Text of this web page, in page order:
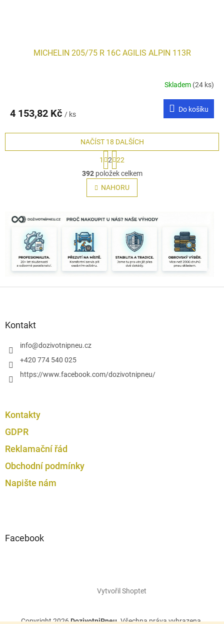
MICHELIN 205/75 R 16C AGILIS ALPIN 113R
Skladem (24 ks)
4 153,82 Kč / ks
Do košíku
O
v
l
á
a
k
NAČÍST 18 DALŠÍCH
t
r
á
n
k
á
1 2
22
392položek celkem
NAHORU
Kontakt
info@dozivotnipneu.cz
+420 774 540 025
https://www.facebook.com/dozivotnipneu/
Kontakty
GDPR
Reklamační řád
Obchodní podmínky
Napište nám
Facebook
Vytvořil Shoptet
Copyright 2026DozivotniPneu. Všechna práva vyhrazena.